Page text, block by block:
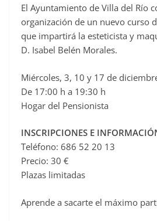
c
e
b
o
k
El Ayuntamiento de Villa del Río
organización de un nuevo curso
que impartirá la esteticista y
D. Isabel Belén Morales.
Miércoles, 3, 10 y 17 de
De 17:00 h a 19:30 h
Hogar del Pensionista
INSCRIPCIONES E
Teléfono: 686 52 20 13
Precio: 30 €
Plazas limitadas
Aprende a sacarte el máximo